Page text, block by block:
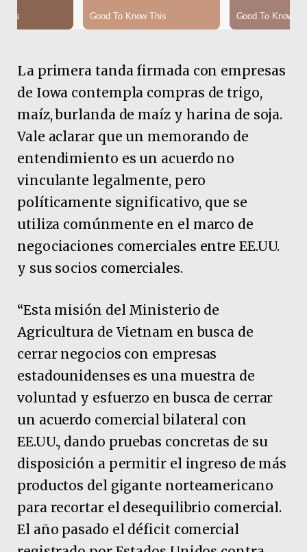
La primera tanda firmada con empresas
de Iowa contempla compras de trigo,
maíz, burlanda de maíz y harina de soja.
Vale aclarar que un memorando de
entendimiento es un acuerdo no
vinculante legalmente, pero
políticamente significativo, que se
utiliza comúnmente en el marco de
negociaciones comerciales entre EE.UU.
y sus socios comerciales.
“Esta misión del Ministerio de
Agricultura de Vietnam en busca de
cerrar negocios con empresas
estadounidenses es una muestra de
voluntad y esfuerzo en busca de cerrar
un acuerdo comercial bilateral con
EE.UU., dando pruebas concretas de su
disposición a permitir el ingreso de más
productos del gigante norteamericano
para recortar el desequilibrio comercial.
El año pasado el déficit comercial